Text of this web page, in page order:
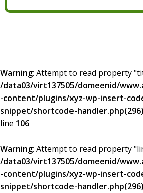
Warning: Attempt to read property
/data03/virt137505/domeenid/
-content/plugins/xyz-wp-insert-
snippet/shortcode-
line 106
Warning: Attempt to read property
/data03/virt137505/domeenid/
-content/plugins/xyz-wp-insert-
snippet/shortcode-